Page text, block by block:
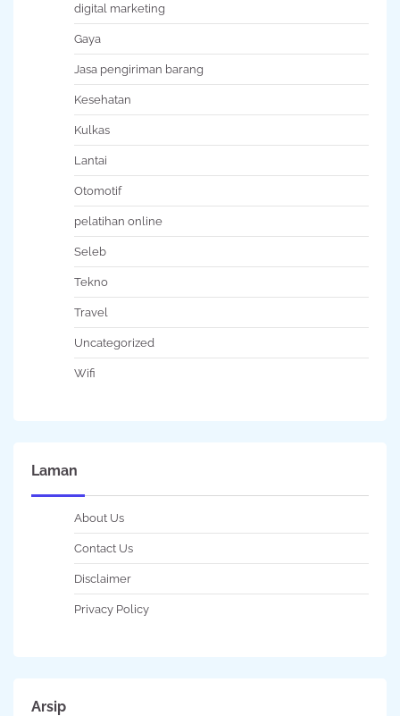
digital marketing
Gaya
Jasa pengiriman barang
Kesehatan
Kulkas
Lantai
Otomotif
pelatihan online
Seleb
Tekno
Travel
Uncategorized
Wifi
Laman
About Us
Contact Us
Disclaimer
Privacy Policy
Arsip